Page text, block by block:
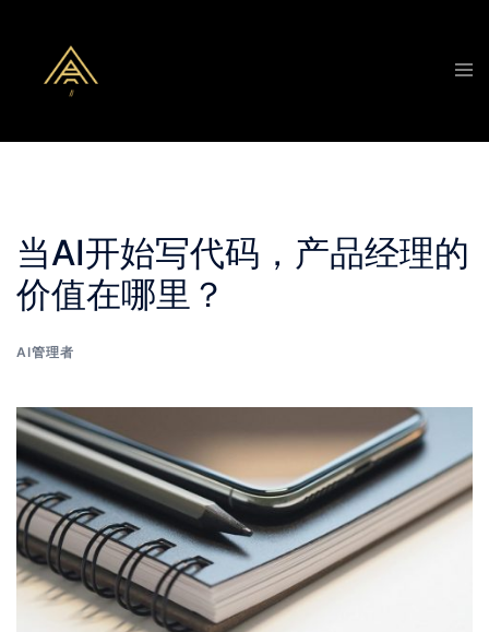
content
当AI开始写代码，产品经理的
价值在哪里？
AI管理者